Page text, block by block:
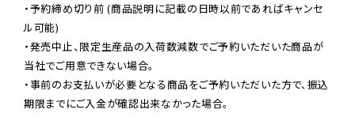
・予約締め切り前 (商品説明に記載の日時以前であればキャンセ
ル可能)
・発売中止、限定生産品の入荷数減数でご予約いただいた商品が
当社でご用意できない場合。
・事前のお支払いが必要となる商品をご予約いただいた方で、振込
期限までにご入金が確認出来なかった場合。